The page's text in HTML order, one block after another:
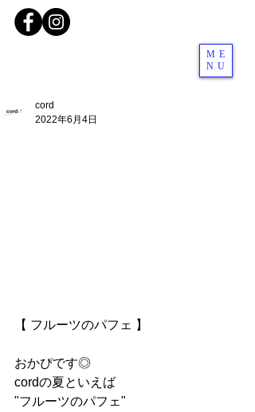
ME
NU
cord
2022年6月4日
【 フルーツのパフェ 】
おかぴです◎
cordの夏といえば
"フルーツのパフェ"